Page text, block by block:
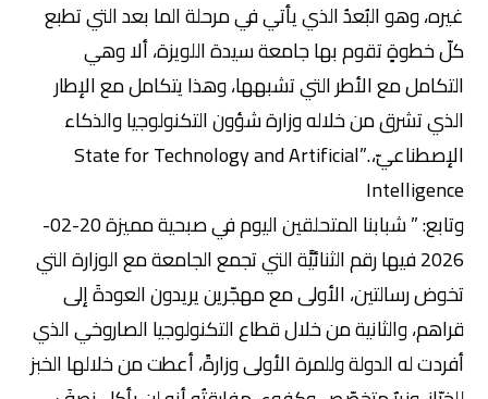
غيره، وهو البُعدُ الذي يأتي في مرحلة الما بعد التي تطبع
كلّ خطوةٍ تقوم بها جامعة سيدة اللويزة، ألا وهي
التكامل مع الأطر التي تشبهها، وهذا يتكامل مع الإطار
الذي تشرق من خلاله وزارة شؤون التكنولوجيا والذكاء
الإصطناعيّ، .”State for Technology and Artificial
Intelligence
وتابع: ” شبابنا المتحلقين اليوم في صبحية مميزة 20-02-
2026 فيها رقم الثنائيَّة التي تجمع الجامعة مع الوزارة التي
تخوض رسالتين، الأولى مع مهجّرين يريدون العودةَ إلى
قراهم، والثانية من خلال قطاع التكنولوجيا الصاروخي الذي
أفردت له الدولة وللمرة الأولى وزارةً، أعطت من خلالها الخبز